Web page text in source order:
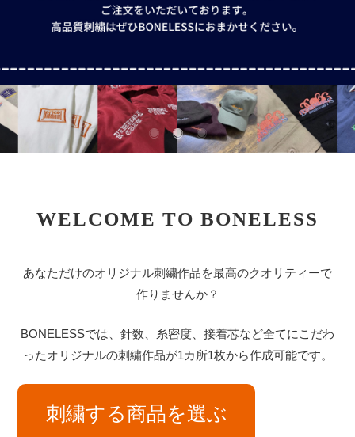
WELCOME TO BONELESS
あなただけのオリジナル刺繍作品を最高のクオリティーで
作りませんか？
BONELESSでは、針数、糸密度、接着芯など全てにこだわ
ったオリジナルの刺繍作品が1カ所1枚から作成可能です。
刺繍する商品を選ぶ